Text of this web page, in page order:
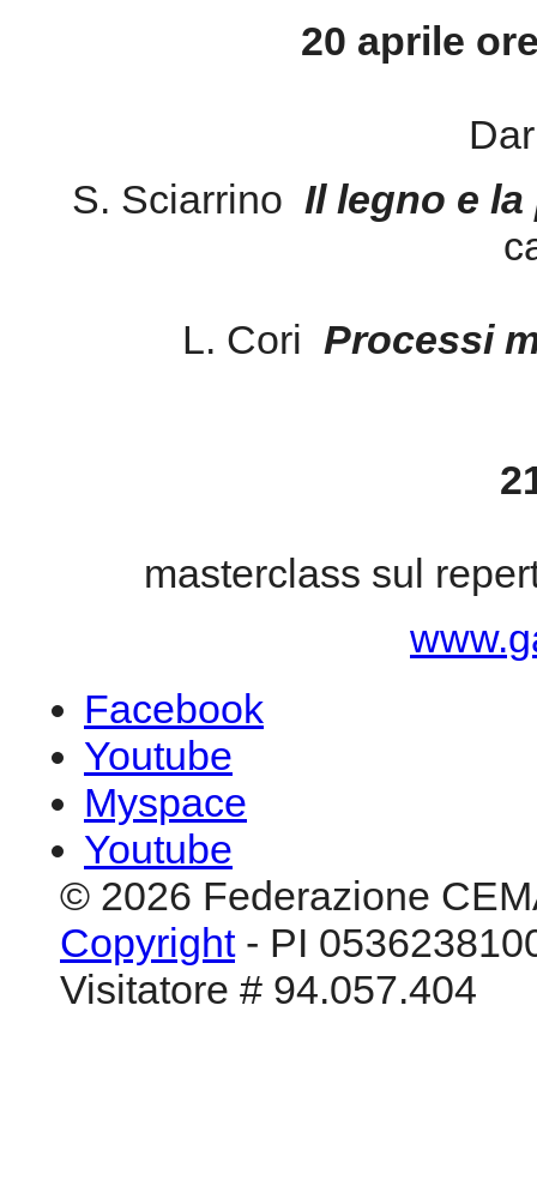
20 aprile
S. Sciarrino Il legno e
L. Cori Processi
masterclass sul
Facebook
Youtube
Myspace
Youtube
© 2026 Federazione
Copyright- PI
Visitatore # 94.057.404